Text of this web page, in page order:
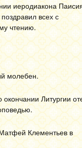
иеродиакона
всех с
чтению.
молебен.
Литургии
Клементьев в